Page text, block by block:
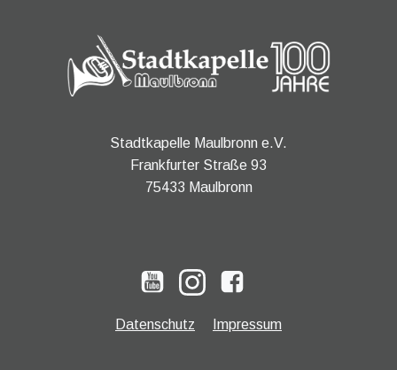
Stadtkapelle Maulbronn e.V.
Frankfurter Straße 93
75433 Maulbronn
Datenschutz Impressum